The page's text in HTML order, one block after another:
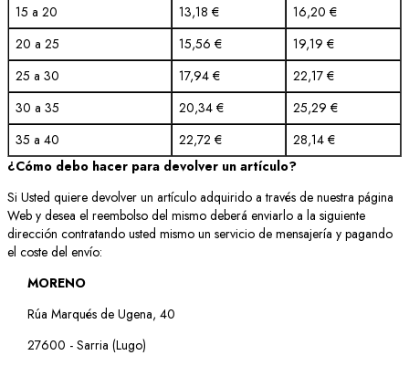
15 a 20
13,18 €
16,20 €
20 a 25
15,56 €
19,19 €
25 a 30
17,94 €
22,17 €
30 a 35
20,34 €
25,29 €
35 a 40
22,72 €
28,14 €
¿Cómo debo hacer para devolver un artículo?
Si Usted quiere devolver un artículo adquirido a través de nuestra página
Web y desea el reembolso del mismo deberá enviarlo a la siguiente
dirección contratando usted mismo un servicio de mensajería y pagando
el coste del envío:
MORENO
Rúa Marqués de Ugena, 40
27600 - Sarria (Lugo)